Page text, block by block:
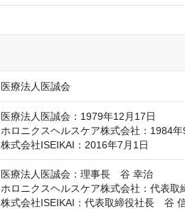
医療法人医誠会
医療法人医誠会：1979年12月17日
ホロニクスヘルスケア株式会社：1984年
株式会社ISEIKAI：2016年7月1日
医療法人医誠会：理事長　谷 幸治
ホロニクスヘルスケア株式会社：代表取
株式会社ISEIKAI：代表取締役社長　谷